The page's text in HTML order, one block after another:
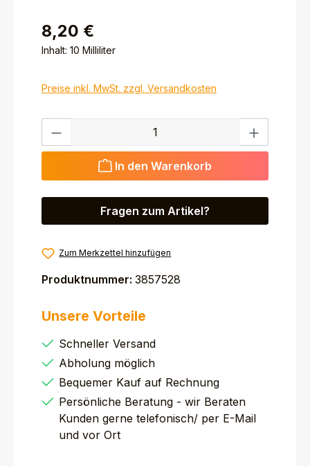
8,20 €
Inhalt: 10 Milliliter
Preise inkl. MwSt. zzgl. Versandkosten
Produkt Anzahl: Gib den gewünschten Wert ein
In den Warenkorb
Fragen zum Artikel?
Zum Merkzettel hinzufügen
Produktnummer: 3857528
Unsere Vorteile
Schneller Versand
Abholung möglich
Bequemer Kauf auf Rechnung
Persönliche Beratung - wir Beraten
Kunden gerne telefonisch/ per E-Mail
und vor Ort